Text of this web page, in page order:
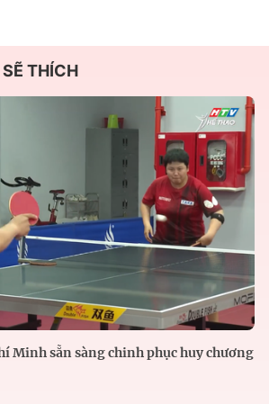
THÍCH
Minh sẵn sàng chinh phục huy chương